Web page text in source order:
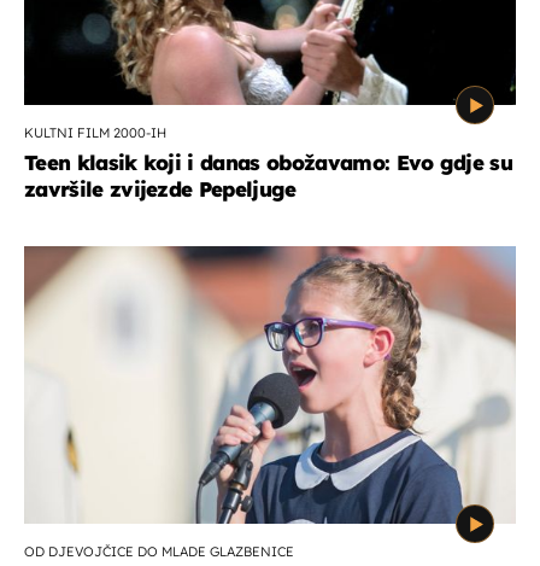
KULTNI FILM 2000-IH
Teen klasik koji i danas obožavamo: Evo gdje su
završile zvijezde Pepeljuge
OD DJEVOJČICE DO MLADE GLAZBENICE